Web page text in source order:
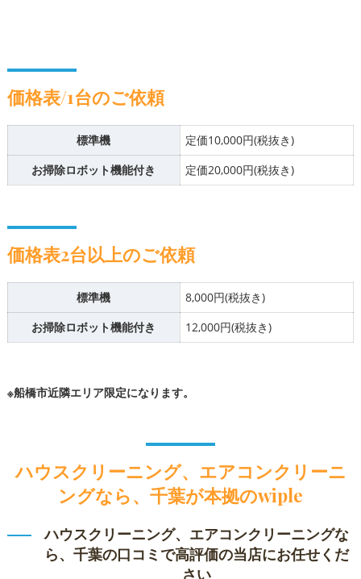
価格表/1台のご依頼
標準機
定価10,000円(税抜き)
お掃除ロボット機能付き
定価20,000円(税抜き)
価格表2台以上のご依頼
標準機
8,000円(税抜き)
お掃除ロボット機能付き
12,000円(税抜き)
※船橋市近隣エリア限定になります。
ハウスクリーニング、エアコンクリーニ
ングなら、千葉が本拠のwiple
ハウスクリーニング、エアコンクリーニングな
ら、千葉の口コミで高評価の当店にお任せくだ
さい